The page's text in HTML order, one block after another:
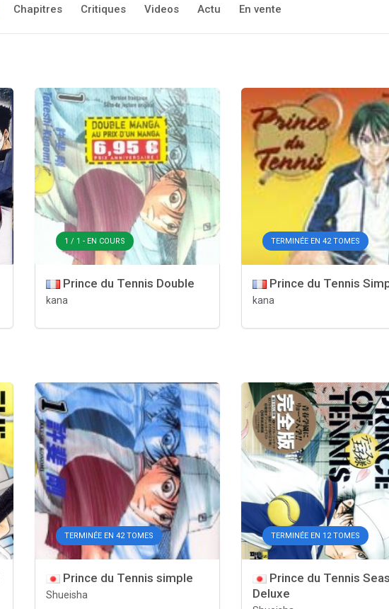
Chapitres Critiques Videos Actu En vente
1 / 1 - EN COURS
Prince du Tennis Double
kana
TERMINÉE EN 42 TOMES
Prince du Tennis
kana
TERMINÉE EN 42 TOMES
Prince du Tennis simple
Shueisha
TERMINÉE EN 12 TOMES
Prince du Tennis
Deluxe